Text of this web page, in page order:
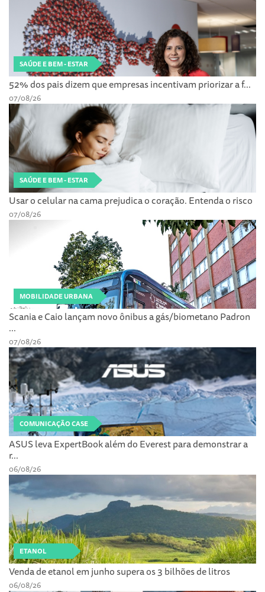
SAÚDE E BEM - ESTAR
52% dos pais dizem que empresas incentivam priorizar a f...
07/08/26
SAÚDE E BEM - ESTAR
Usar o celular na cama prejudica o coração. Entenda o risco
07/08/26
MOBILIDADE URBANA
Scania e Caio lançam novo ônibus a gás/biometano Padron
...
07/08/26
COMUNICAÇÃO CASE
ASUS leva ExpertBook além do Everest para demonstrar a
r...
06/08/26
ETANOL
Venda de etanol em junho supera os 3 bilhões de litros
06/08/26